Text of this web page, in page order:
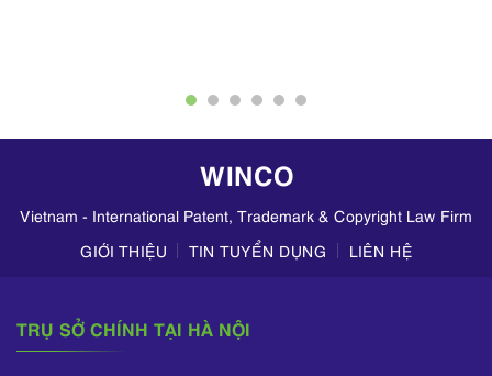
quality registration/
declaration, banking
số dự án thẩm định
là cố vấn bên mua;
Chỉ đạo hàng trăm
cuộc kiểm toán báo
cáo tài chính, rà soát
nội bộ của các khách
WINCO
Vietnam - International Patent, Trademark & Copyright Law Firm
GIỚI THIỆU
TIN TUYỂN DỤNG LIÊN HỆ
TRỤ SỞ CHÍNH TẠI HÀ NỘI